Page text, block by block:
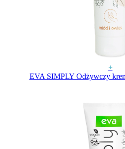
+
EVA SIMPLY Odżywczy